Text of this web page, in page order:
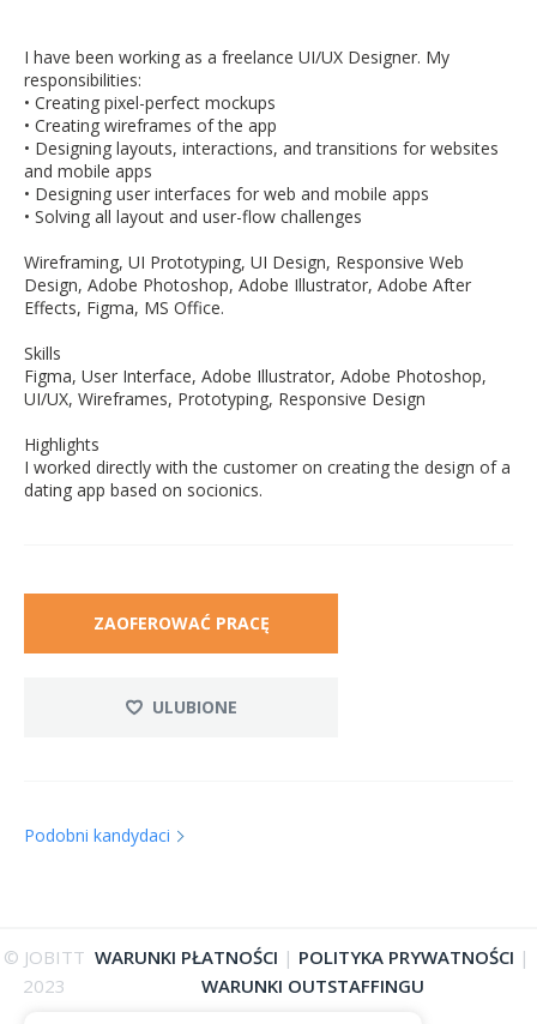
I have been working as a freelance UI/UX Designer. My
responsibilities:
• Creating pixel-perfect mockups
• Creating wireframes of the app
• Designing layouts, interactions, and transitions for websites
and mobile apps
• Designing user interfaces for web and mobile apps
• Solving all layout and user-flow challenges
Wireframing, UI Prototyping, UI Design, Responsive Web
Design, Adobe Photoshop, Adobe Illustrator, Adobe After
Effects, Figma, MS Office.
Skills
Figma, User Interface, Adobe Illustrator, Adobe Photoshop,
UI/UX, Wireframes, Prototyping, Responsive Design
Highlights
I worked directly with the customer on creating the design of a
dating app based on socionics.
ZAOFEROWAĆ PRACĘ
ULUBIONE
Podobni kandydaci
© JOBITT
2023
WARUNKI PŁATNOŚCI | POLITYKA PRYWATNOŚCI |
WARUNKI OUTSTAFFINGU